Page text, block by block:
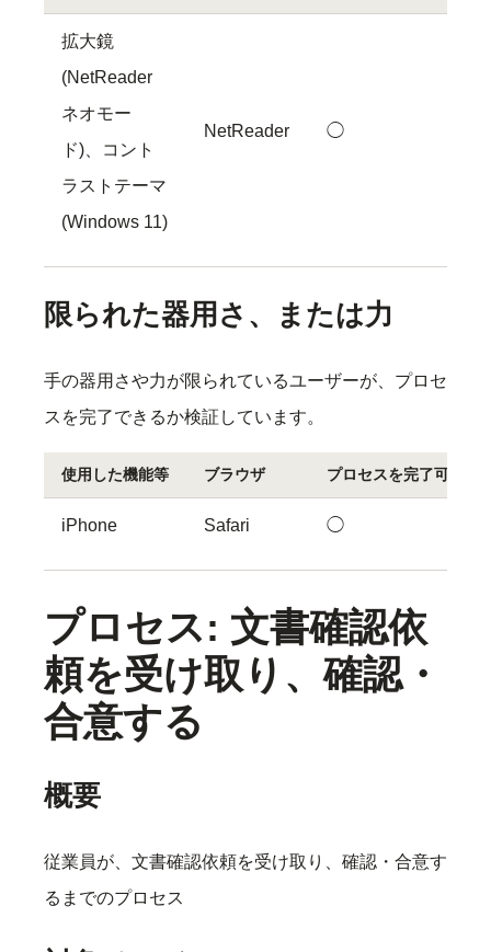
拡大鏡
(NetReader
ネオモー
ド)、コント
ラストテーマ
(Windows 11)
NetReader ◯
限られた器用さ、または力
手の器用さや力が限られているユーザーが、プロセ
スを完了できるか検証しています。
使用した機能等 ブラウザ プロセスを完了可能
iPhone Safari ◯
プロセス: 文書確認依
頼を受け取り、確認・
合意する
概要
従業員が、文書確認依頼を受け取り、確認・合意す
るまでのプロセス